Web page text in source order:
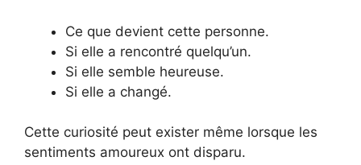
Ce que devient cette personne.
Si elle a rencontré quelqu’un.
Si elle semble heureuse.
Si elle a changé.
Cette curiosité peut exister même lorsque les
sentiments amoureux ont disparu.